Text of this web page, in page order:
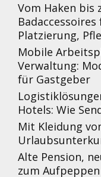
Vom Haken bis
Platzierung,
Mobile
Verwaltung:
für Gastgeber
Hotels: Wie
Mit Kleidung
Alte Pension,
zum Aufpeppen